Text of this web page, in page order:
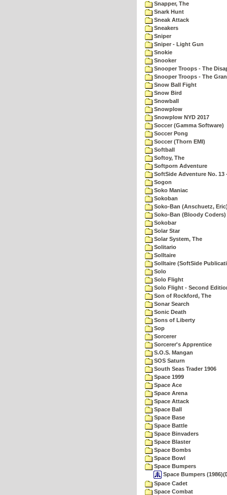
Snapper, The
Snark Hunt
Sneak Attack
Sneakers
Sniper
Sniper - Light Gun
Snokie
Snooker
Snooper Troops - The
Snooper Troops - The
Snow Ball Fight
Snow Bird
Snowball
Snowplow
Snowplow NYD 2017
Soccer (Gamma Software)
Soccer Pong
Soccer (Thorn EMI)
Softball
Softoy, The
Softporn Adventure
SoftSide Adventure No. 13
Sogon
Soko Maniac
Sokoban
Soko-Ban (Anschuetz,
Soko-Ban (Bloody Coders)
Sokobar
Solar Star
Solar System, The
Solitario
Solltaire
Solltaire (SoftSide
Solo
Solo Flight
Solo Flight - Second
Son of Rockford, The
Sonar Search
Sonic Death
Sons of Liberty
Sop
Sorcerer
Sorcerer's Apprentice
S.O.S. Mangan
SOS Saturn
South Seas Trader 1906
Space 1999
Space Ace
Space Arena
Space Attack
Space Ball
Space Base
Space Battle
Space Binvaders
Space Blaster
Space Bombs
Space Bowl
Space Bumpers
Space Bumpers
Space Cadet
Space Combat